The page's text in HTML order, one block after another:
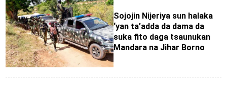
Sojojin Nijeriya sun halaka
‘yan ta’adda da dama da
suka fito daga tsaunukan
Mandara na Jihar Borno